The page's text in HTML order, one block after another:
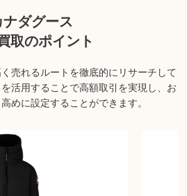
鑑みた上で最大限の価格をお付けさせ
い合わせください。
ナダグース
取のポイント
く売れるルートを徹底的にリサーチして
活用することで高額取引を実現し、お
めに設定することができます。